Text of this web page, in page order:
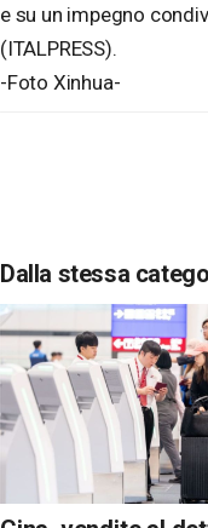
e su un impegno
(ITALPRESS).
-Foto Xinhua-
Dalla stessa